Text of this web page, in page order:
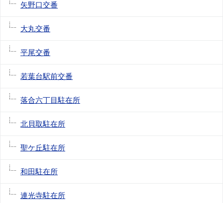
矢野口交番
大丸交番
平尾交番
若葉台駅前交番
落合六丁目駐在所
北貝取駐在所
聖ケ丘駐在所
和田駐在所
連光寺駐在所